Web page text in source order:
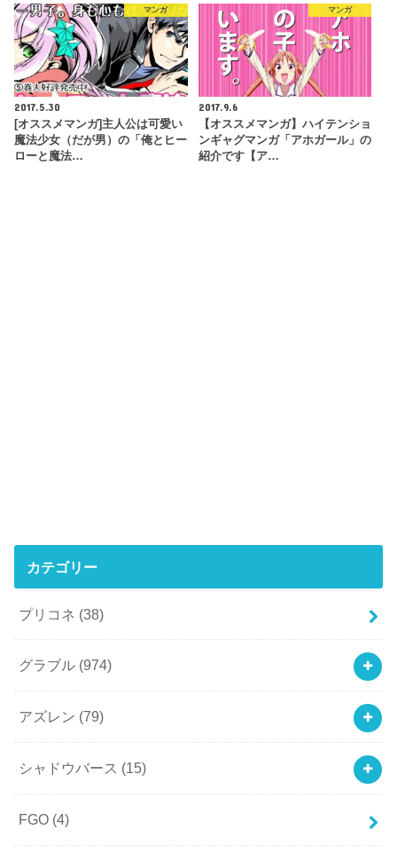
マンガ
2017.5.30
[オススメマンガ]主人公は可愛い
魔法少女（だが男）の「俺とヒー
ローと魔法…
マンガ
2017.9.6
【オススメマンガ】ハイテンショ
ンギャグマンガ「アホガール」の
紹介です【ア…
カテゴリー
プリコネ (38)
グラブル (974)
アズレン (79)
シャドウバース (15)
FGO (4)